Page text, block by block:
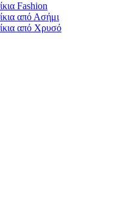
Fashion
από Ασήμι
από Χρυσό